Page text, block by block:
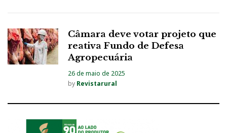
Câmara deve votar projeto que
reativa Fundo de Defesa
Agropecuária
26 de maio de 2025
by Revistarural